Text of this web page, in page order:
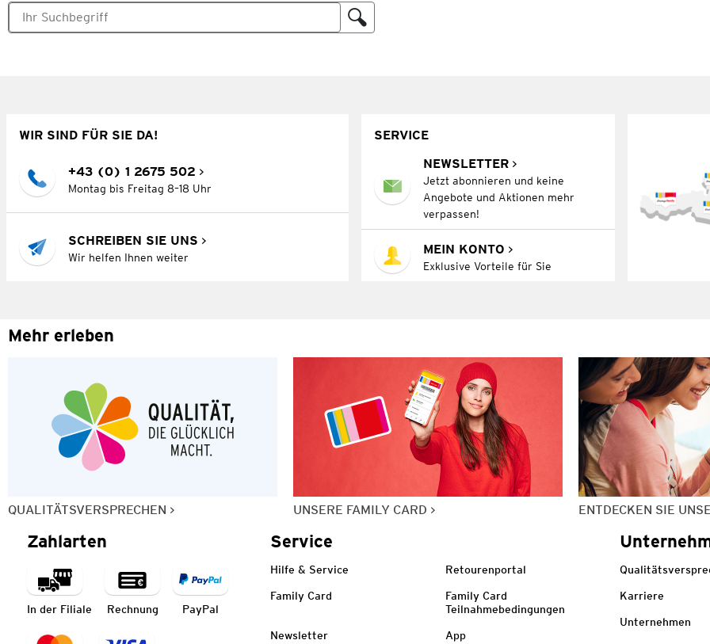
WIR SIND FÜR SIE DA!
+43 (0) 1 2675 502
Montag bis Freitag 8–18 Uhr
SCHREIBEN SIE UNS
Wir helfen Ihnen weiter
SERVICE
NEWSLETTER
Jetzt abonnieren und keine
Angebote und Aktionen mehr
verpassen!
MEIN KONTO
Exklusive Vorteile für Sie
Mehr erleben
QUALITÄTSVERSPRECHEN UNSERE FAMILY CARD ENTDECKEN SIE
Zahlarten
In der Filiale Rechnung PayPal
Service
Hilfe & Service Retourenportal
Family Card
Family Card
Teilnahmebedingungen
Newsletter App
Karriere
Unternehmen